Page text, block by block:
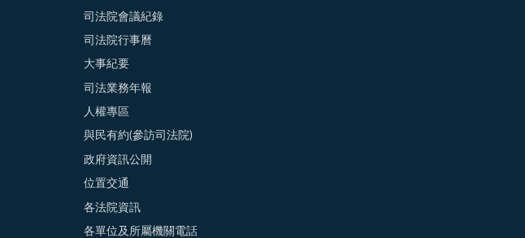
司法院會議紀錄
司法院行事曆
大事紀要
司法業務年報
人權專區
與民有約(參訪司法院)
政府資訊公開
位置交通
各法院資訊
各單位及所屬機關電話